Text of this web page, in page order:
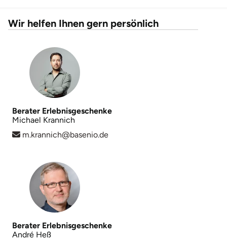
Wir helfen Ihnen gern persönlich
Berater Erlebnisgeschenke
Michael Krannich
m.krannich@basenio.de
Berater Erlebnisgeschenke
André Heß